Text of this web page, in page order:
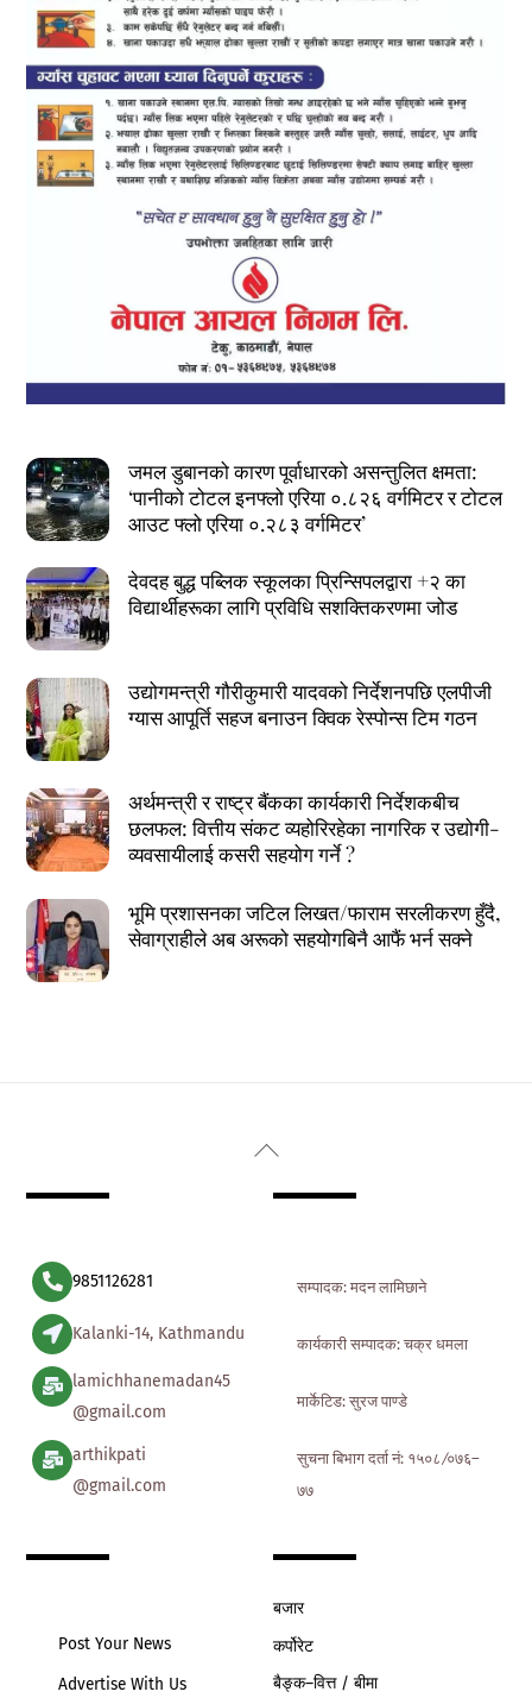
जमल डुबानको कारण पूर्वाधारको असन्तुलित क्षमता:
‘पानीको टोटल इनफ्लो एरिया ०.८२६ वर्गमिटर र टोटल
आउट फ्लो एरिया ०.२८३ वर्गमिटर’
देवदह बुद्ध पब्लिक स्कूलका प्रिन्सिपलद्वारा +२ का
विद्यार्थीहरूका लागि प्रविधि सशक्तिकरणमा जोड
उद्योगमन्त्री गौरीकुमारी यादवको निर्देशनपछि एलपीजी
ग्यास आपूर्ति सहज बनाउन क्विक रेस्पोन्स टिम गठन
अर्थमन्त्री र राष्ट्र बैंकका कार्यकारी निर्देशकबीच
छलफल: वित्तीय संकट व्यहोरिरहेका नागरिक र उद्योगी-
व्यवसायीलाई कसरी सहयोग गर्ने ?
भूमि प्रशासनका जटिल लिखत/फाराम सरलीकरण हुँदै,
सेवाग्राहीले अब अरूको सहयोगबिनै आफैं भर्न सक्ने
Back
9851126281
Kalanki-14, Kathmandu
lamichhanemadan45
@gmail.com
arthikpati
@gmail.com
सम्पादक: मदन लामिछाने
कार्यकारी सम्पादक: चक्र धमला
मार्केटिड: सुरज पाण्डे
सुचना बिभाग दर्ता नं: १५०८ ∕०७६–
७७
Post Your News
Advertise With Us
बजार
कर्पोरेट
बैङ्क–वित्त / बीमा